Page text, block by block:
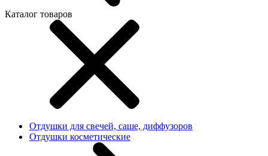
Каталог товаров
Отдушки для свечей, саше, диффузоров
Отдушки косметические